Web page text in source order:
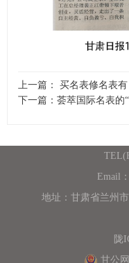
上一篇： 买名表修名表
下一篇：荟萃国际名表的
Email
地址：甘肃省兰州
陇
甘公